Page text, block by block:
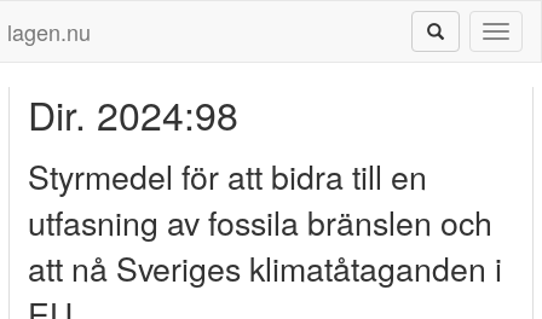
lagen.nu
Dir. 2024:98
Styrmedel för att bidra till en
utfasning av fossila bränslen och
att nå Sveriges klimatåtaganden i